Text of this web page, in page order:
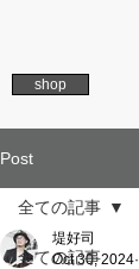
shop
Post
全ての記事
全ての記事
堤好司
Oct 30, 2024